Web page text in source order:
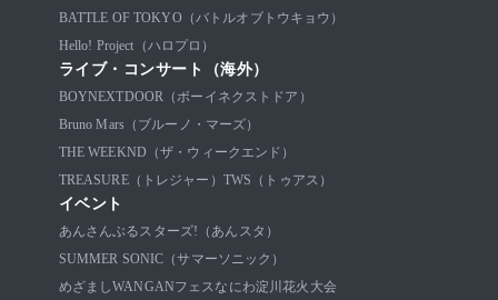
BATTLE OF TOKYO（バトルオブトウキョウ）
Hello! Project（ハロプロ）
ライブ・コンサート（海外）
BOYNEXTDOOR（ボーイネクストドア）
Bruno Mars（ブルーノ・マーズ）
THE WEEKND（ザ・ウィークエンド）
TREASURE（トレジャー） TWS（トゥアス）
イベント
あんさんぶるスターズ!（あんスタ）
SUMMER SONIC（サマーソニック）
めざましWANGANフェスなにわ淀川花火大会